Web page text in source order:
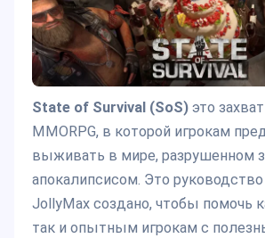
State of Survival (SoS) это
MMORPG, в которой игрокам
выживать в мире, разрушенном
апокалипсисом. Это руководство
JollyMax создано, чтобы помочь
так и опытным игрокам с